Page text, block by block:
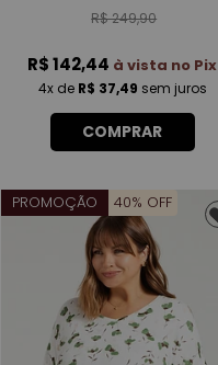
R$ 249,90
R$ 142,44 à vista no Pix
4xde R$ 37,49 sem juros
COMPRAR
PROMOÇÃO 40% OFF